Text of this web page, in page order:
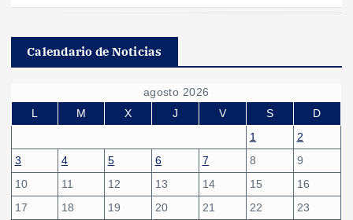
Calendario de Noticias
agosto 2026
L
M X J V S
D
1
2
3
4 5 6 7 8
9
10
11 12 13 14 15
16
17
18 19 20 21 22
23